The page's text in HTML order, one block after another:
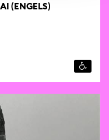
(ENGELS)